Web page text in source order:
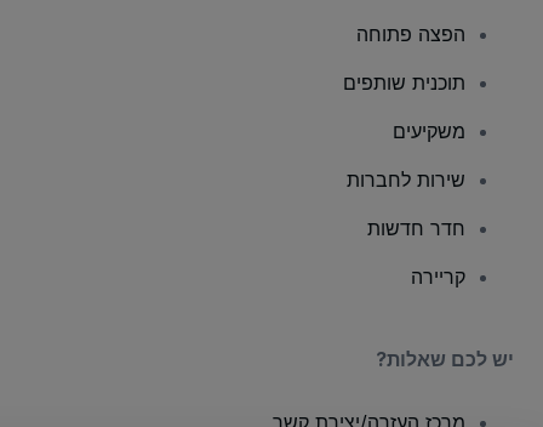
הפצה פתוחה
תוכנית שותפים
משקיעים
שירות לחברות
חדר חדשות
קריירה
יש לכם שאלות?